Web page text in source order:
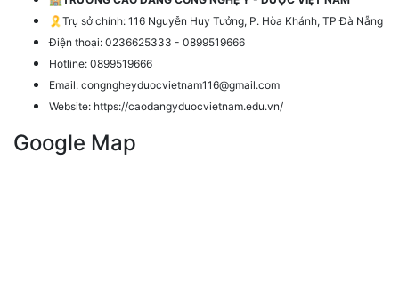
🎗️Trụ sở chính: 116 Nguyễn Huy Tưởng, P. Hòa Khánh, TP Đà Nẵng
Điện thoại: 0236625333 - 0899519666
Hotline: 0899519666
Email: congngheyduocvietnam116@gmail.com
Website: https://caodangyduocvietnam.edu.vn/
Google Map